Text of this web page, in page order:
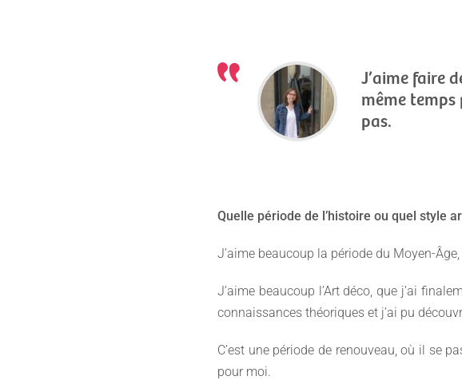
J’aime faire
même
pas.
Quelle période de l’histoire ou quel style
J’aime beaucoup la période du Moyen-
J’aime beaucoup l’Art déco, que j’ai
connaissances théoriques et j’ai pu
C’est une période de renouveau, où il se
pour moi.